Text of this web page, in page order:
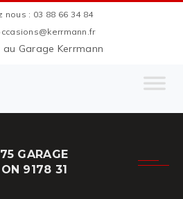
nous : 03 88 66 34 84
au Garage Kerrmann
GARAGE
9178 31